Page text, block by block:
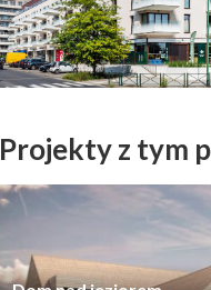
Projekty z tym